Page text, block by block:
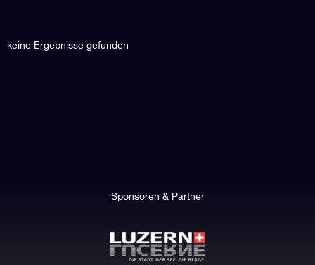
keine Ergebnisse gefunden
Sponsoren & Partner